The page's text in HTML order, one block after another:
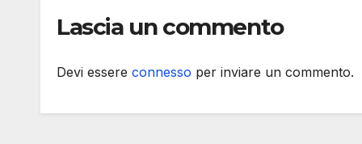
Lascia un commento
Devi essere connesso per inviare un commento.